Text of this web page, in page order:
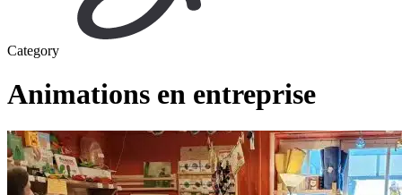
Category
Animations en entreprise